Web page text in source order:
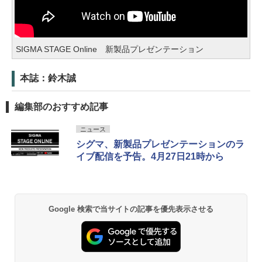
SIGMA STAGE Online 新製品プレゼンテーション
本誌：鈴木誠
編集部のおすすめ記事
ニュース
シグマ、新製品プレゼンテーションのラ
イブ配信を予告。4月27日21時から
Google 検索で当サイトの記事を優先表示させる